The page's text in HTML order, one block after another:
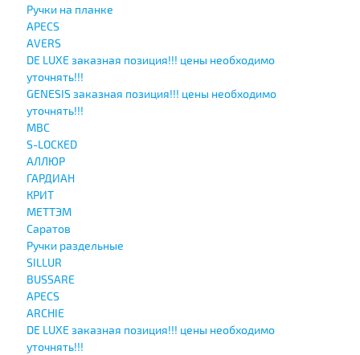
Ручки на планке
APECS
AVERS
DE LUXE заказная позиция!!! цены необходимо
уточнять!!!
GENESIS заказная позиция!!! цены необходимо
уточнять!!!
MBC
S-LOCKED
АЛЛЮР
ГАРДИАН
КРИТ
МЕТТЭМ
Саратов
Ручки раздельные
SILLUR
BUSSARE
APECS
ARCHIE
DE LUXE заказная позиция!!! цены необходимо
уточнять!!!